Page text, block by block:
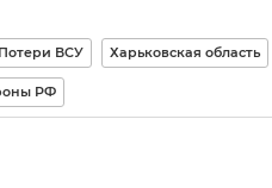
Потери ВСУ Харьковская область
РФ